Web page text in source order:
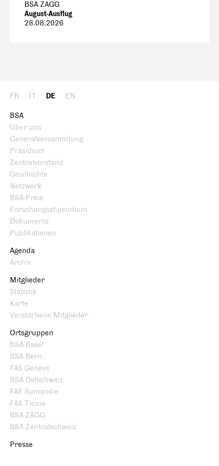
BSA ZAGG
August-Ausflug
28.08.2026
FR IT DE EN
BSA
Über uns
Generalversammlung
Präsidium
Zentralvorstand
Geschichte
Netzwerk
BSA-Preis
Forschungsstipendium
Dokumente
Publikationen
Agenda
Archiv
Mitglieder
Statistik
Karte
Verstorbene Mitglieder
Ortsgruppen
BSA Basel
BSA Bern
FAS Genève
BSA Ostschweiz
FAS Romandie
FAS Ticino
BSA ZAGG
BSA Zentralschweiz
Presse